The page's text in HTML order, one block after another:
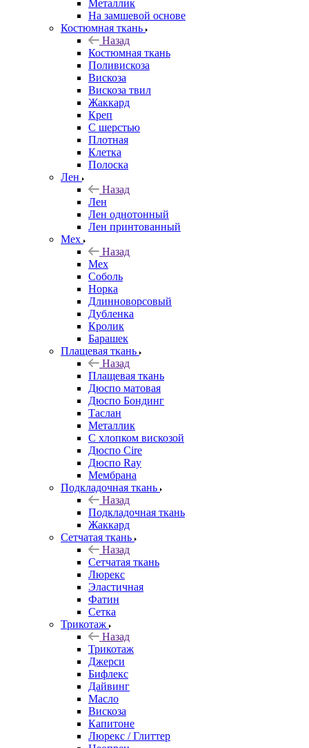
Металлик
На замшевой основе
Костюмная ткань
Назад
Костюмная ткань
Поливискоза
Вискоза
Вискоза твил
Жаккард
Креп
С шерстью
Плотная
Клетка
Полоска
Лен
Назад
Лен
Лен однотонный
Лен принтованный
Мех
Назад
Мех
Соболь
Норка
Длинноворсовый
Дубленка
Кролик
Барашек
Плащевая ткань
Назад
Плащевая ткань
Дюспо матовая
Дюспо Бондинг
Таслан
Металлик
С хлопком вискозой
Дюспо Cire
Дюспо Ray
Мембрана
Подкладочная ткань
Назад
Подкладочная ткань
Жаккард
Сетчатая ткань
Назад
Сетчатая ткань
Люрекс
Эластичная
Фатин
Сетка
Трикотаж
Назад
Трикотаж
Джерси
Бифлекс
Дайвинг
Масло
Вискоза
Капитоне
Люрекс / Глиттер